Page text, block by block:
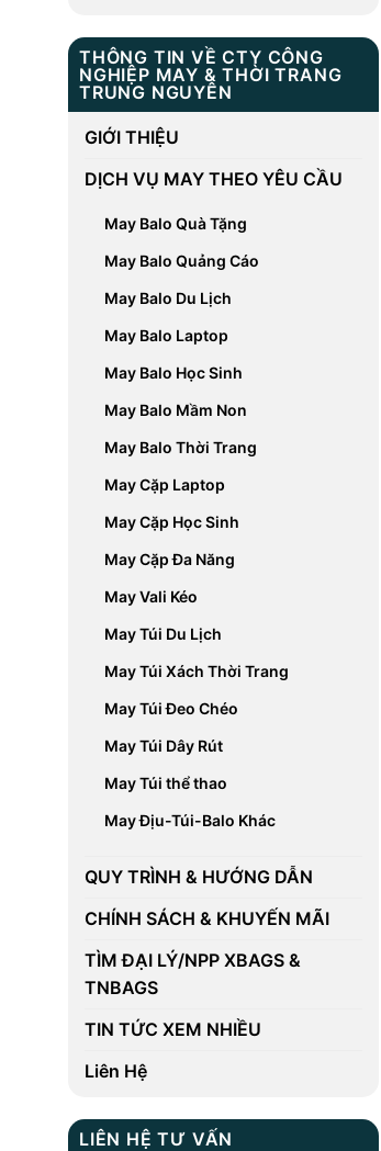
THÔNG TIN VỀ CTY CÔNG
NGHIỆP MAY & THỜI TRANG
TRUNG NGUYÊN
GIỚI THIỆU
DỊCH VỤ MAY THEO YÊU CẦU
May Balo Quà Tặng
May Balo Quảng Cáo
May Balo Du Lịch
May Balo Laptop
May Balo Học Sinh
May Balo Mầm Non
May Balo Thời Trang
May Cặp Laptop
May Cặp Học Sinh
May Cặp Đa Năng
May Vali Kéo
May Túi Du Lịch
May Túi Xách Thời Trang
May Túi Đeo Chéo
May Túi Dây Rút
May Túi thể thao
May Địu-Túi-Balo Khác
QUY TRÌNH & HƯỚNG DẪN
CHÍNH SÁCH & KHUYẾN MÃI
TÌM ĐẠI LÝ/NPP XBAGS &
TNBAGS
TIN TỨC XEM NHIỀU
Liên Hệ
LIÊN HỆ TƯ VẤN